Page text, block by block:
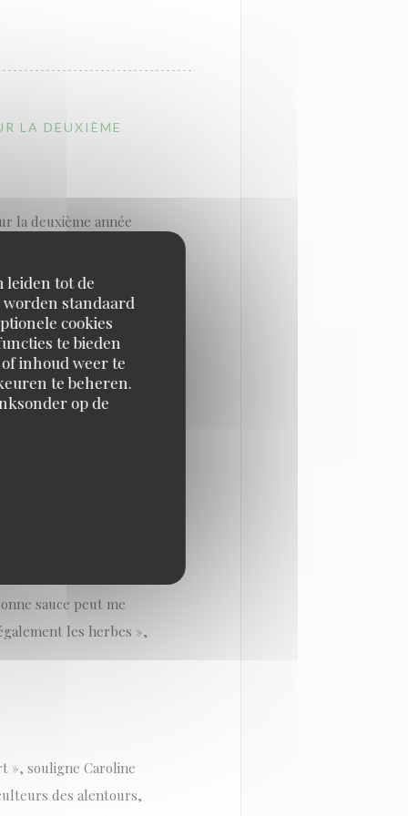
leiden tot de
standaard
cookies
te bieden
inhoud weer te
te beheren.
op de
LA DEUXIÈME
la deuxième année
par les gourmands.
Bib qui met des étoiles
pression », sourit-il,
confortée. Un savoir-
« Le travail de produits
le pain et la sauce.
sauce peut me
les herbes »,
», souligne Caroline
des alentours,